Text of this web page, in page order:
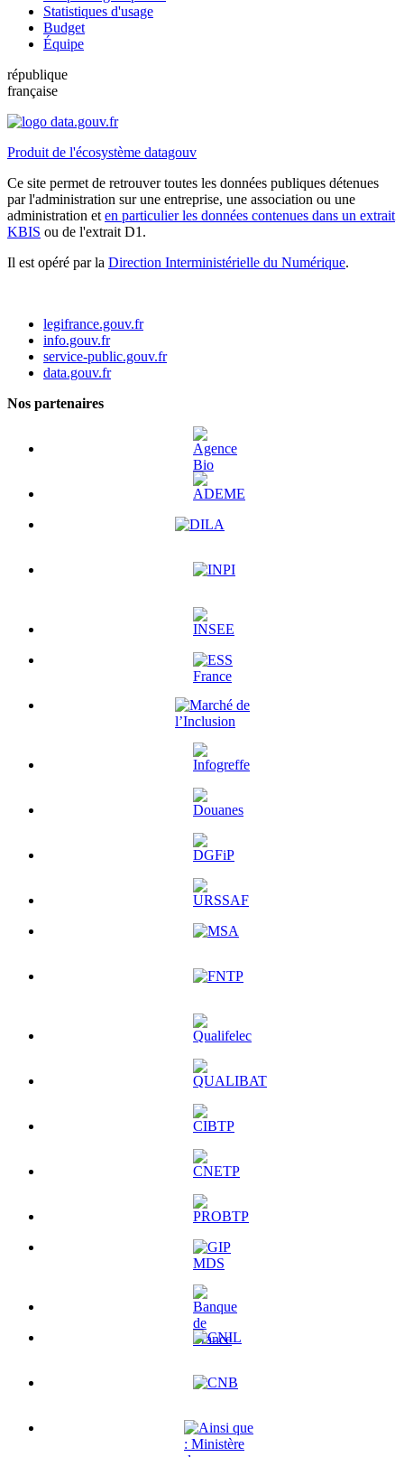
Statistiques d'usage
Budget
Équipe
république
française
Produit de l'écosystème datagouv
Ce site permet de retrouver toutes les données publiques détenues
par l'administration sur une entreprise, une association ou une
administration et en particulier les données contenues dans un extrait
KBIS ou de l'extrait D1.
Il est opéré par la Direction Interministérielle du Numérique.
legifrance.gouv.fr
info.gouv.fr
service-public.gouv.fr
data.gouv.fr
Nos partenaires